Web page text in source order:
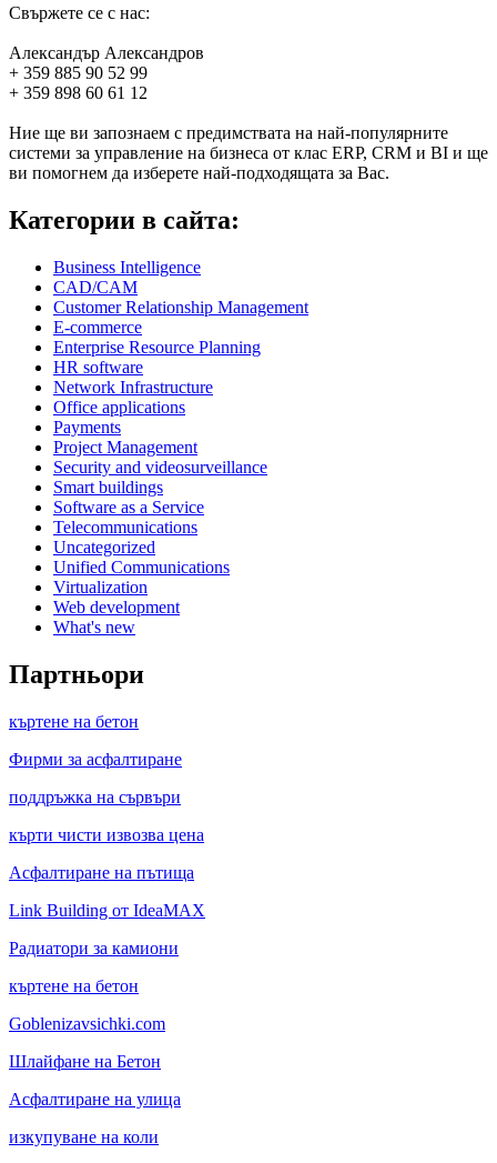
Свържете се с нас:
Александър Александров
+ 359 885 90 52 99
+ 359 898 60 61 12
Ние ще ви запознаем с предимствата на най-популярните
системи за управление на бизнеса от клас ERP, CRM и BI и ще
ви помогнем да изберете най-подходящата за Вас.
Категории в сайта:
Business Intelligence
CAD/CAM
Customer Relationship Management
E-commerce
Enterprise Resource Planning
HR software
Network Infrastructure
Office applications
Payments
Project Management
Security and videosurveillance
Smart buildings
Software as a Service
Telecommunications
Uncategorized
Unified Communications
Virtualization
Web development
What's new
Партньори
къртене на бетон
Фирми за асфалтиране
поддръжка на сървъри
кърти чисти извозва цена
Асфалтиране на пътища
Link Building от IdeaMAX
Радиатори за камиони
къртене на бетон
Goblenizavsichki.com
Шлайфане на Бетон
Асфалтиране на улица
изкупуване на коли